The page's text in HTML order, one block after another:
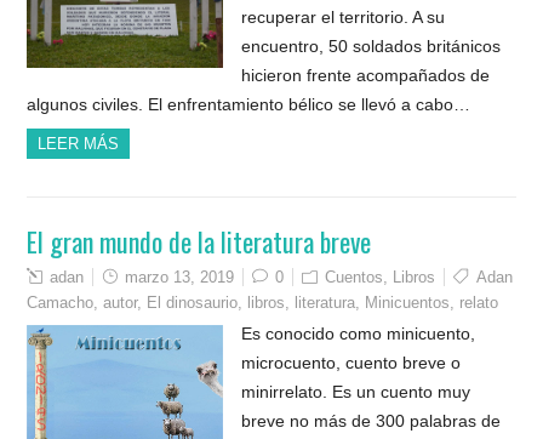
recuperar el territorio. A su
encuentro, 50 soldados británicos
hicieron frente acompañados de
algunos civiles. El enfrentamiento bélico se llevó a cabo…
LEER MÁS
El gran mundo de la literatura breve
adan marzo 13, 2019 0 Cuentos, Libros
Adan
Camacho,autor, El dinosaurio, libros, literatura, Minicuentos, relato
Es conocido como minicuento,
microcuento, cuento breve o
minirrelato. Es un cuento muy
breve no más de 300 palabras de